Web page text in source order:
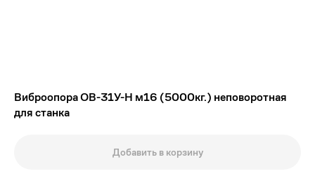
Виброопора ОВ-31У-Н м16 (5000кг.) неповоротная
для станка
Добавить в корзину